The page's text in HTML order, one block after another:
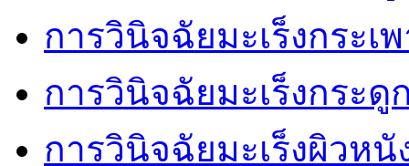
การวินิจฉัยมะเร็งกระเ
การวินิจฉัยมะเร็งกระดู
การวินิจฉัยมะเร็งผิวหนั